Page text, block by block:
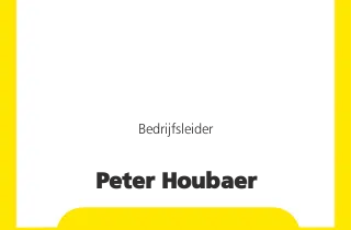
Bedrijfsleider
Peter Houbaer